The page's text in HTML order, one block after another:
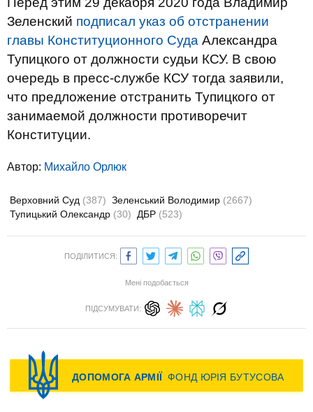
Зеленский подписал указ об отстранении
главы Конституционного Суда Александра
Тупицкого от должности судьи КСУ. В свою
очередь в пресс-службе КСУ тогда заявили,
что предложение отстранить Тупицкого от
занимаемой должности противоречит
Конституции.
Автор: Михайло Орлюк
Верховний Суд (387) Зеленський Володимир (2667)
Тупицький Олександр (30) ДБР (523)
ПОДІЛИТИСЯ:
Мені подобається
ПІДСУМУВАТИ: